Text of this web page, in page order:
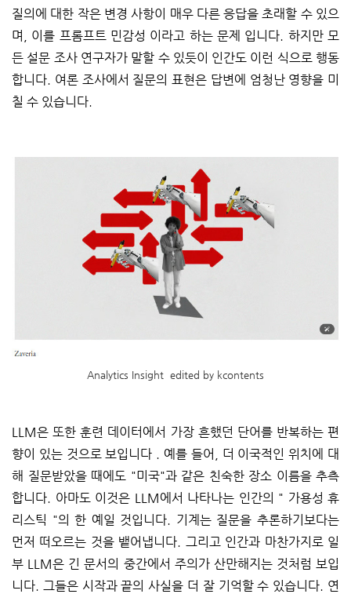
질의에 대한 작은 변경 사항이 매우 다른 응답을 초래할 수 있으
며, 이를 프롬프트 민감성 이라고 하는 문제 입니다. 하지만 모
든 설문 조사 연구자가 말할 수 있듯이 인간도 이런 식으로 행동
합니다. 여론 조사에서 질문의 표현은 답변에 엄청난 영향을 미
칠 수 있습니다.
Analytics Insight edited by kcontents
LLM은 또한 훈련 데이터에서 가장 흔했던 단어를 반복하는 편
향이 있는 것으로 보입니다 . 예를 들어, 더 이국적인 위치에 대
해 질문받았을 때에도 "미국"과 같은 친숙한 장소 이름을 추측
합니다. 아마도 이것은 LLM에서 나타나는 인간의 " 가용성 휴
리스틱 "의 한 예일 것입니다. 기계는 질문을 추론하기보다는
먼저 떠오르는 것을 뱉어냅니다. 그리고 인간과 마찬가지로 일
부 LLM은 긴 문서의 중간에서 주의가 산만해지는 것처럼 보입
니다. 그들은 시작과 끝의 사실을 더 잘 기억할 수 있습니다. 연